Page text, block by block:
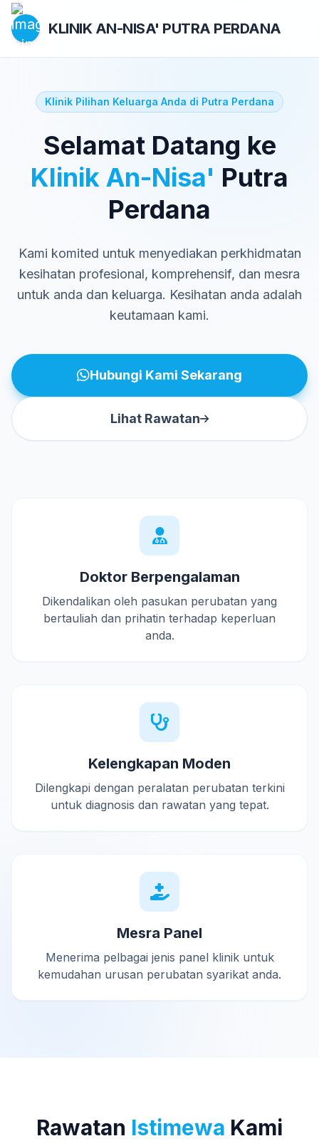
KLINIK AN-NISA' PUTRA PERDANA
Klinik Pilihan Keluarga Anda di Putra Perdana
Selamat Datang ke
Klinik An-Nisa' Putra
Perdana
Kami komited untuk menyediakan perkhidmatan
kesihatan profesional, komprehensif, dan mesra
untuk anda dan keluarga. Kesihatan anda adalah
keutamaan kami.
Hubungi Kami Sekarang
Lihat Rawatan
Doktor Berpengalaman
Dikendalikan oleh pasukan perubatan yang
bertauliah dan prihatin terhadap keperluan
anda.
Kelengkapan Moden
Dilengkapi dengan peralatan perubatan terkini
untuk diagnosis dan rawatan yang tepat.
Mesra Panel
Menerima pelbagai jenis panel klinik untuk
kemudahan urusan perubatan syarikat anda.
Rawatan Istimewa Kami